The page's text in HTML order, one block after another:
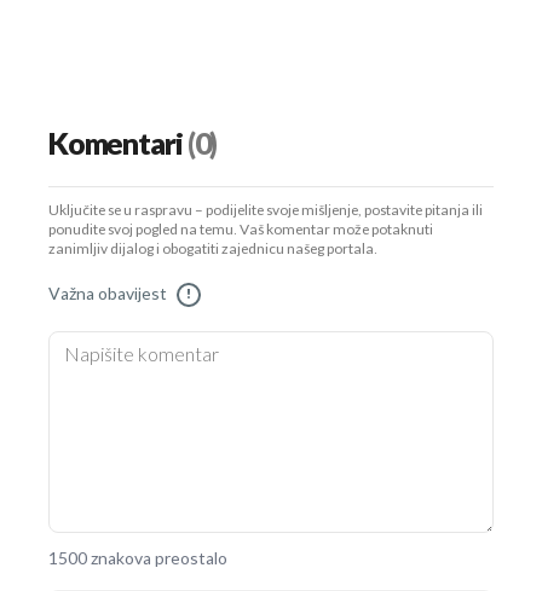
Komentari(0)
Uključite se u raspravu – podijelite svoje mišljenje, postavite pitanja ili
ponudite svoj pogled na temu. Vaš komentar može potaknuti
zanimljiv dijalog i obogatiti zajednicu našeg portala.
Važna obavijest !
1500 znakova preostalo